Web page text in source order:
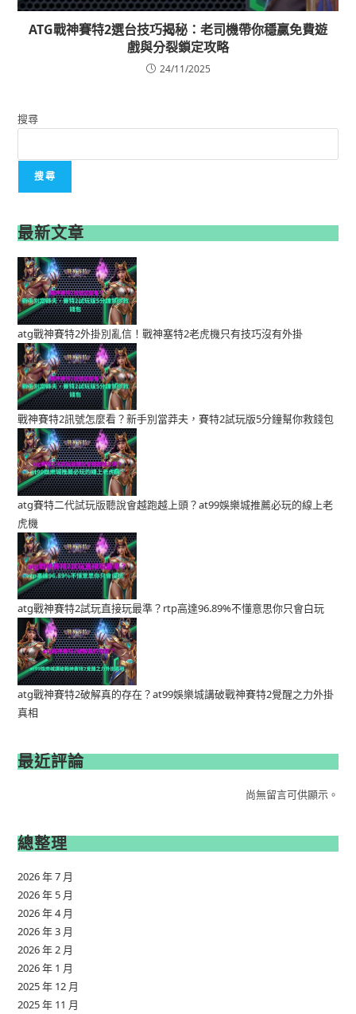
ATG戰神賽特2選台技巧揭秘：老司機帶你穩贏免費遊
戲與分裂鎖定攻略
24/11/2025
搜尋
搜尋
最新文章
atg戰神賽特2外掛別亂信！戰神塞特2老虎機只有技巧沒有外掛
戰神賽特2訊號怎麼看？新手別當莽夫，賽特2試玩版5分鐘幫你救錢包
atg賽特二代試玩版聽說會越跑越上頭？at99娛樂城推薦必玩的線上老
虎機
atg戰神賽特2試玩直接玩最準？rtp高達96.89%不懂意思你只會白玩
atg戰神賽特2破解真的存在？at99娛樂城講破戰神賽特2覺醒之力外掛
真相
最近評論
尚無留言可供顯示。
總整理
2026 年 7 月
2026 年 5 月
2026 年 4 月
2026 年 3 月
2026 年 2 月
2026 年 1 月
2025 年 12 月
2025 年 11 月